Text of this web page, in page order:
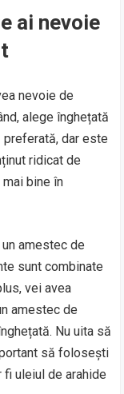
ai nevoie
nevoie de
alege înghețată
dar este
ridicat de
bine în
amestec de
sunt combinate
vei avea
amestec de
Nu uita să
să folosești
fi uleiul de arahide